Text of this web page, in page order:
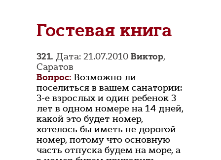
Гостевая книга
321. Дата: 21.07.2010 Виктор,
Саратов
Вопрос: Возможно ли
поселиться в вашем санатории:
3-е взрослых и один ребенок 3
лет в одном номере на 14 дней,
какой это будет номер,
хотелось бы иметь не дорогой
номер, потому что основную
часть отпуска будем на море, а